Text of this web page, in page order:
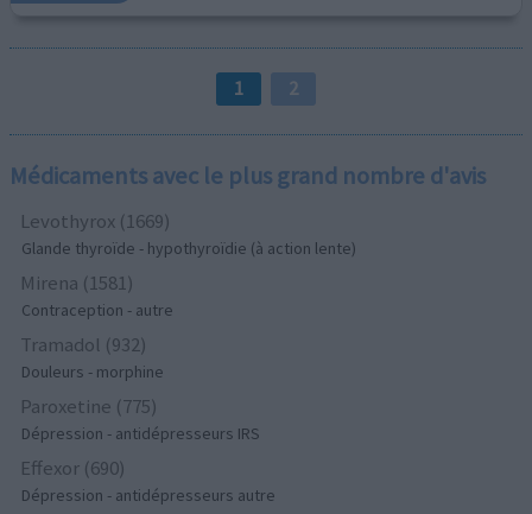
1 2
Médicaments avec le plus grand nombre d'avis
Levothyrox (1669)
Glande thyroïde - hypothyroïdie (à action lente)
Mirena (1581)
Contraception - autre
Tramadol (932)
Douleurs - morphine
Paroxetine (775)
Dépression - antidépresseurs IRS
Effexor (690)
Dépression - antidépresseurs autre